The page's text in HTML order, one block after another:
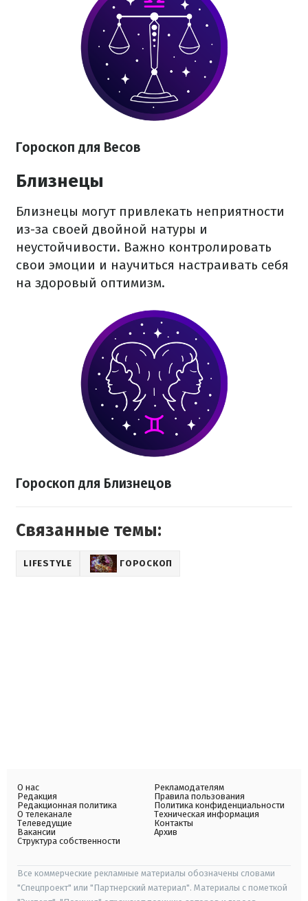
Гороскоп для Весов
Близнецы
Близнецы могут привлекать неприятности
из-за своей двойной натуры и
неустойчивости. Важно контролировать
свои эмоции и научиться настраивать себя
на здоровый оптимизм.
Гороскоп для Близнецов
Связанные темы:
LIFESTYLE ГОРОСКОП
О нас
Редакция
Редакционная политика
О телеканале
Телеведущие
Вакансии
Структура собственности
Рекламодателям
Правила пользования
Политика конфиденциальности
Техническая информация
Контакты
Архив
Все коммерческие рекламные материалы обозначены словами
"Спецпроект" или "Партнерский материал". Материалы с пометкой